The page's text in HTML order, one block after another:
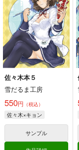
ＲＯＯＴ
閉鎖空間
専売 2,134円
涼宮ハルヒの憂鬱
涼宮ハルヒ
専売 550円（税込）
涼宮ハルヒの憂鬱
佐々木×キョン
サンプル
カート
佐々木本５
雪だるま工房
550円 （税込）
佐々木×キョン
サンプル